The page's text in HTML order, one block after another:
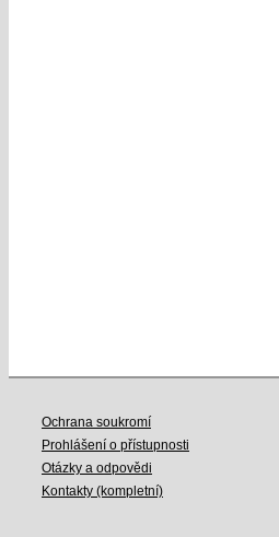
Ochrana soukromí
Prohlášení o přístupnosti
Otázky a odpovědi
Kontakty (kompletní)